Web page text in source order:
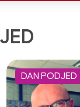
DAN PODJED